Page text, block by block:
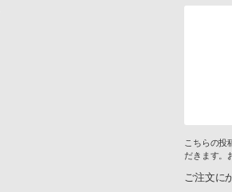
こちらの投
だきます。
ご注文に